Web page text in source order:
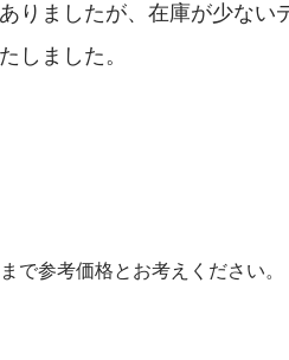
りましたが、在庫が少ない
しました。
で参考価格とお考えください。